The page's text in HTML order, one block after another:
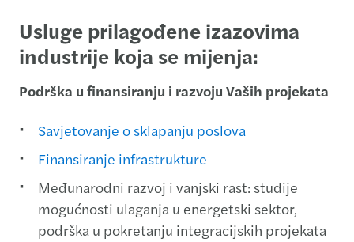
Usluge prilagođene izazovima
industrije koja se mijenja:
Podrška u finansiranju i razvoju Vaših projekata
Savjetovanje o sklapanju poslova
Finansiranje infrastrukture
Međunarodni razvoj i vanjski rast: studije
mogućnosti ulaganja u energetski sektor,
podrška u pokretanju integracijskih projekata